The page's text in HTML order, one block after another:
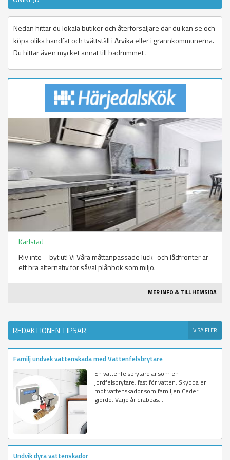
Nedan hittar du lokala butiker och återförsäljare där du kan se och
köpa olika handfat och tvättställ i Arvika eller i grannkommunerna.
Du hittar även mycket annat till badrummet .
Karlstad
Riv inte – byt ut! Vi Våra måttanpassade luck- och lådfronter är
ett bra alternativ för såväl plånbok som miljö.
MER INFO & TILL HEMSIDA
REDAKTIONEN TIPSAR VISA FLER
Familj undvek vattenskada med Vattenfelsbrytare
En vattenfelsbrytare är som en
jordfelsbrytare, fast för vatten. Skydda er
mot vattenskador som familjen Ceder
gjorde. Varje år drabbas...
Undvik dyra vattenskador